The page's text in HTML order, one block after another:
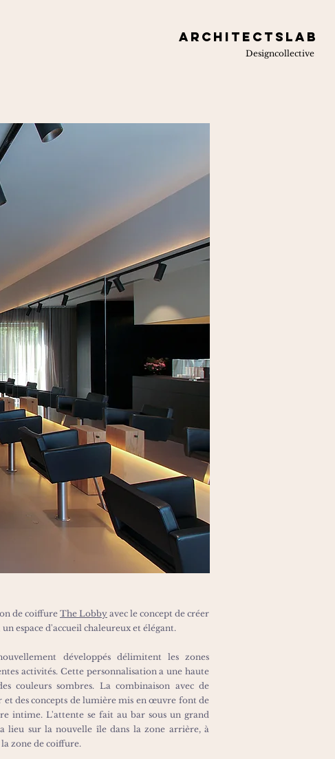
ARCHITECTSLAB
Designcollective
de coiffure The Lobby avec le concept de créer
espace d'accueil chaleureux et élégant.
développés délimitent les zones
activités. Cette personnalisation a une haute
couleurs sombres. La combinaison avec de
et des concepts de lumière mis en œuvre font de
intime. L'attente se fait au bar sous un grand
lieu sur la nouvelle île dans la zone arrière, à
zone de coiffure.